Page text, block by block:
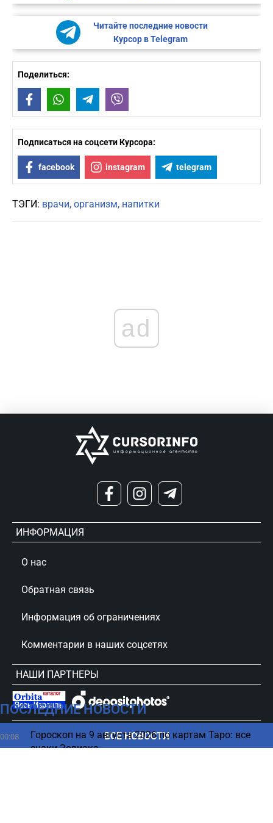
Читайте последние новости
Курсор в Telegram
Поделиться:
FacebookWhatsAppTelegram
Подписаться на соцсети Курсора:
facebook instagram telegram
ТЭГИ: врачи организм напитки
ПОСЛЕДНИЕ НОВОСТИ
00:08
Гороскоп на 9 августа 2026 по картам Таро: все
знаки Зодиака
ВСЕ НОВОСТИ
ad
ИНФОРМАЦИЯ
О нас
Обратная связь
Информация об ограничениях
Комментарии в наших соцсетях
НАШИ ПАРТНЕРЫ
сursorinfo.co.il © Все права защищены